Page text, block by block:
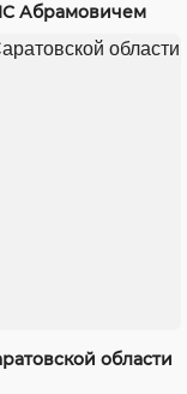
Абрамовичем
области